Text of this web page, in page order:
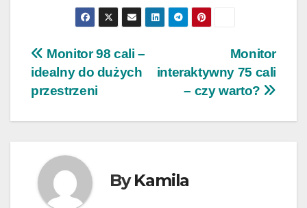
Nawigacja
wpisu
Monitor
interaktywny 75 cali
– czy warto?
Monitor 98 cali –
idealny do dużych
przestrzeni
ByKamila